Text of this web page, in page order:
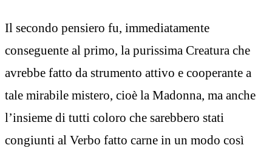
Il secondo pensiero fu, immediatamente
conseguente al primo, la purissima Creatura che
avrebbe fatto da strumento attivo e cooperante a
tale mirabile mistero, cioè la Madonna, ma anche
l’insieme di tutti coloro che sarebbero stati
congiunti al Verbo fatto carne in un modo così